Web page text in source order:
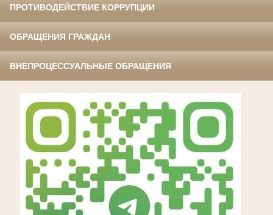
ПРОТИВОДЕЙСТВИЕ КОРРУПЦИИ
ОБРАЩЕНИЯ ГРАЖДАН
ВНЕПРОЦЕССУАЛЬНЫЕ ОБРАЩЕНИЯ